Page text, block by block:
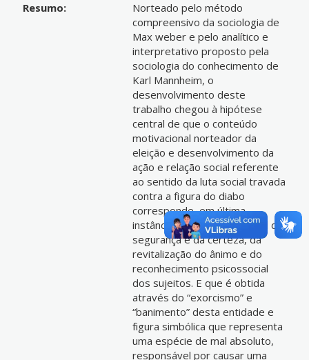
Resumo:
Norteado pelo método
compreensivo da sociologia de
Max weber e pelo analítico e
interpretativo proposto pela
sociologia do conhecimento de
Karl Mannheim, o
desenvolvimento deste
trabalho chegou à hipótese
central de que o conteúdo
motivacional norteador da
eleição e desenvolvimento da
ação e relação social referente
ao sentido da luta social travada
contra a figura do diabo
corresponde, em última
instância, à construção social da
segurança e da certeza, da
revitalização do ânimo e do
reconhecimento psicossocial
dos sujeitos. E que é obtida
através do “exorcismo” e
“banimento” desta entidade e
figura simbólica que representa
uma espécie de mal absoluto,
responsável por causar uma